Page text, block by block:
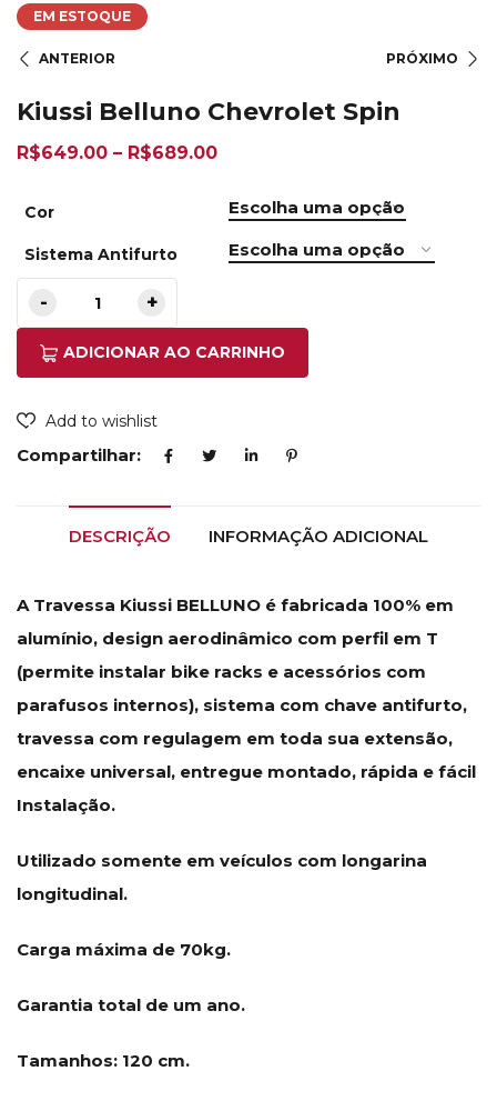
EM ESTOQUE
ANTERIOR PRÓXIMO
Kiussi Belluno Chevrolet Spin
R$649.00 – R$689.00
Cor
Sistema Antifurto
ADICIONAR AO CARRINHO
Add to wishlist
Compartilhar:
DESCRIÇÃO INFORMAÇÃO ADICIONAL
A Travessa Kiussi BELLUNO é fabricada 100% em
alumínio, design aerodinâmico com perfil em T
(permite instalar bike racks e acessórios com
parafusos internos), sistema com chave antifurto,
travessa com regulagem em toda sua extensão,
encaixe universal, entregue montado, rápida e fácil
Instalação.
Utilizado somente em veículos com longarina
longitudinal.
Carga máxima de 70kg.
Garantia total de um ano.
Tamanhos: 120 cm.